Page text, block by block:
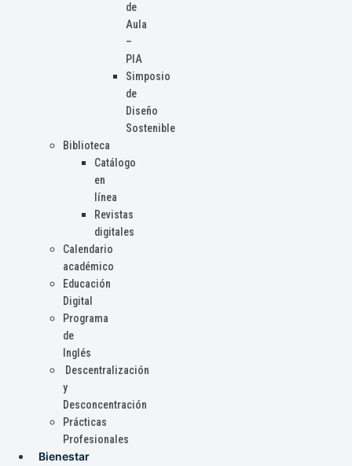
de
Aula
–
PIA
Simposio
de
Diseño
Sostenible
Biblioteca
Catálogo
en
línea
Revistas
digitales
Calendario
académico
Educación
Digital
Programa
de
Inglés
Descentralización
y
Desconcentración
Prácticas
Profesionales
Bienestar